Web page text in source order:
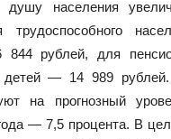
населения
844 рублей, для
— 14 989 рублей.
на прогнозный
— 7,5 процента. В